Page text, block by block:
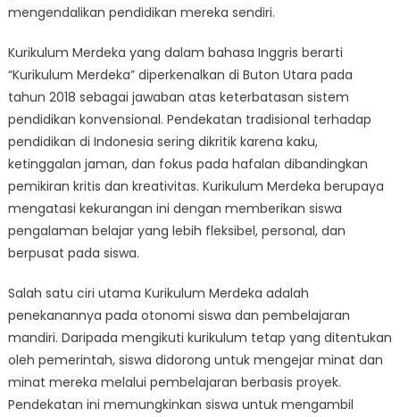
Utara
mengendalikan pendidikan mereka sendiri.
Kurikulum Merdeka yang dalam bahasa Inggris berarti
“Kurikulum Merdeka” diperkenalkan di Buton Utara pada
tahun 2018 sebagai jawaban atas keterbatasan sistem
pendidikan konvensional. Pendekatan tradisional terhadap
pendidikan di Indonesia sering dikritik karena kaku,
ketinggalan jaman, dan fokus pada hafalan dibandingkan
pemikiran kritis dan kreativitas. Kurikulum Merdeka berupaya
mengatasi kekurangan ini dengan memberikan siswa
pengalaman belajar yang lebih fleksibel, personal, dan
berpusat pada siswa.
Salah satu ciri utama Kurikulum Merdeka adalah
penekanannya pada otonomi siswa dan pembelajaran
mandiri. Daripada mengikuti kurikulum tetap yang ditentukan
oleh pemerintah, siswa didorong untuk mengejar minat dan
minat mereka melalui pembelajaran berbasis proyek.
Pendekatan ini memungkinkan siswa untuk mengambil